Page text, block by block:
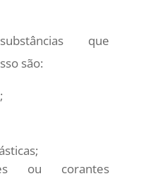
que
são:
ou corantes